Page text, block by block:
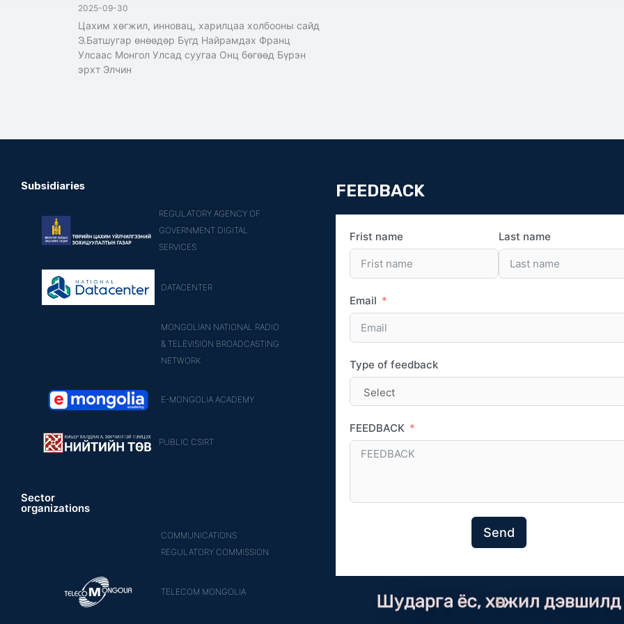
2025-09-30
Цахим хөгжил, инновац, харилцаа холбооны сайд
Э.Батшугар өнөөдөр Бүгд Найрамдах Франц
Улсаас Монгол Улсад суугаа Онц бөгөөд Бүрэн
эрхт Элчин
Subsidiaries
REGULATORY AGENCY OF
GOVERNMENT DIGITAL
SERVICES
DATACENTER
MONGOLIAN NATIONAL RADIO
& TELEVISION BROADCASTING
NETWORK
E-MONGOLIA ACADEMY
PUBLIC CSIRT
Sector
organizations
COMMUNICATIONS
REGULATORY COMMISSION
TELECOM MONGOLIA
FEEDBACK
Frist name Last name
Email
Type of feedback
FEEDBACK
Send
Шударга ёс, хөгжил дэвшилд